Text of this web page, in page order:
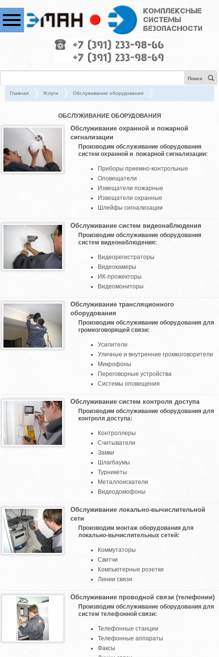
Поиск
Главная Услуги Обслуживание оборудования
ОБСЛУЖИВАНИЕ ОБОРУДОВАНИЯ
Обслуживание охранной и пожарной
сигнализации
Производим обслуживание оборудования
систем охранной и пожарной сигнализации:
Приборы приемно-контрольные
Оповещатели
Извещатели пожарные
Извещатели охранные
Шлейфы сигнализации
Обслуживание систем видеонаблюдения
Производим обслуживание оборудования
систем видеонаблюдения:
Видеорегистраторы
Видеокамеры
ИК-прожекторы
Видеомониторы
Обслуживание трансляционного
оборудования
Производим обслуживание оборудования для
громкоговорящей связи:
Усилители
Уличные и внутренние громкоговорители
Микрофоны
Переговорные устройства
Системы оповещения
Обслуживание систем контроля доступа
Производим обслуживание оборудования для
контроля доступа:
Контроллеры
Считыватели
Замки
Шлагбаумы
Турникеты
Металлоискатели
Видеодомофоны
Обслуживание локально-вычислительной
сети
Производим монтаж оборудования для
локально-вычислительных сетей:
Коммутаторы
Свитчи
Компьютерные розетки
Линии связи
Обслуживание проводной связи (телефонии)
Производим обслуживание оборудования для
систем телефонной связи:
Телефонные станции
Телефонные аппараты
Факсы